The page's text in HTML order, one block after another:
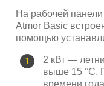
На рабочей панели
Atmor Basic
помощью
2 кВт —
выше 15 °С.
времени